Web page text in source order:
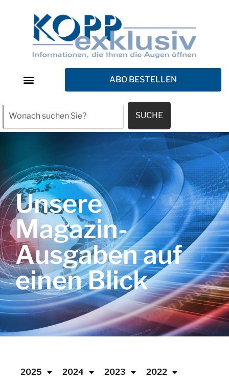
ABO BESTELLEN
SUCHE
Unsere
Magazin-
Ausgaben auf
einen Blick
2025 2024 2023 2022